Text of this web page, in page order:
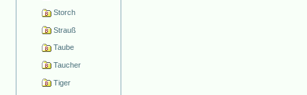
Storch
Strauß
Taube
Taucher
Tiger